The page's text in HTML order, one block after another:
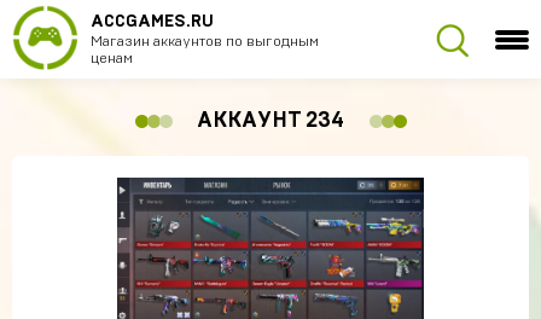
ACCGAMES.RU
Магазин аккаунтов по выгодным
ценам
АККАУНТ 234